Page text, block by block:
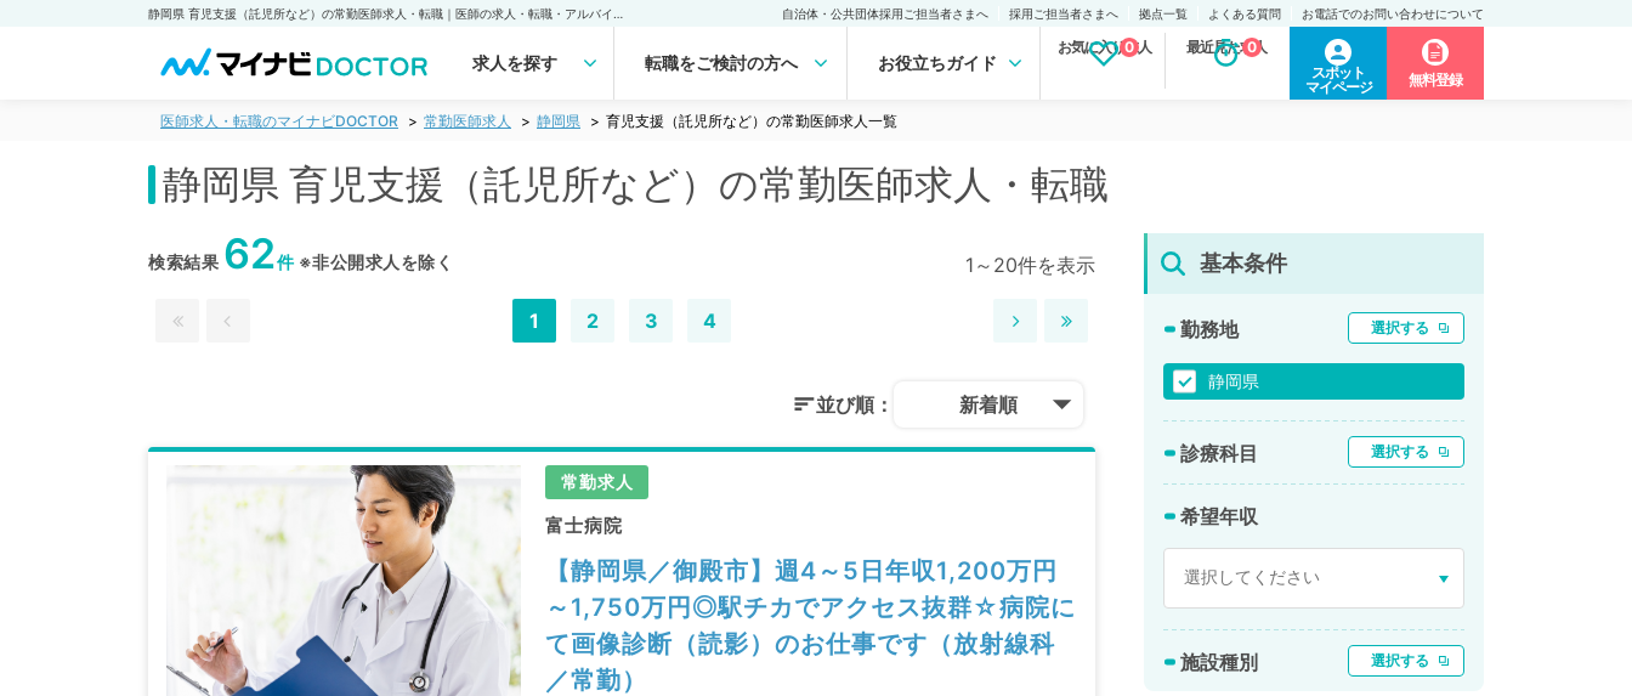
自治体・公共団体採用ご担当者さまへ 採用ご担当者さまへ 拠点一覧 よくある質問 お電話でのお問い合わせについて
求人を探す 転職をご検討の方へ お役立ちガイド
お気に入り求人
0 最近見た求人
0
スポット
マイページ
無料登録
医師求人・転職のマイナビDOCTOR 常勤医師求人 静岡県 育児支援（託児所など）の常勤医師求人一覧
静岡県 育児支援（託児所など）の常勤医師求人・転職
検索結果 62件※非公開求人を除く 1～20件を表示
1 2 3 4
並び順： 新着順
常勤求人
富士病院
【静岡県／御殿市】週4～5日年収1,200万円
～1,750万円◎駅チカでアクセス抜群☆病院に
て画像診断（読影）のお仕事です（放射線科
／常勤）
基本条件
勤務地 選択する
静岡県
診療科目 選択する
希望年収
施設種別 選択する